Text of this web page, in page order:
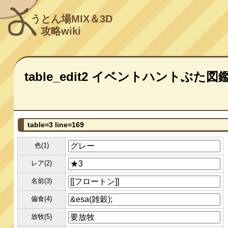
うとん場MIX＆3D
攻略wiki
table_edit2 イベントハントぶた図
table=3 line=169
色(1)
レア(2)
名前(3)
偏食(4)
放牧(5)